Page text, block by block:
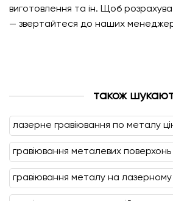
виготовлення та ін. Щоб
— звертайтеся до наших
також
лазерне гравіювання по металу
гравіювання металевих поверхонь
гравіювання металу на лазерному